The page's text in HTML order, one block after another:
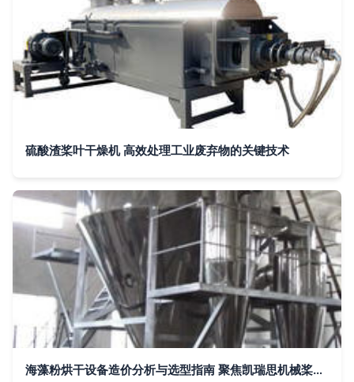
硫酸渣桨叶干燥机 高效处理工业废弃物的关键技术
海藻粉烘干设备造价分析与选型指南 聚焦凯瑞思机械桨叶干燥机